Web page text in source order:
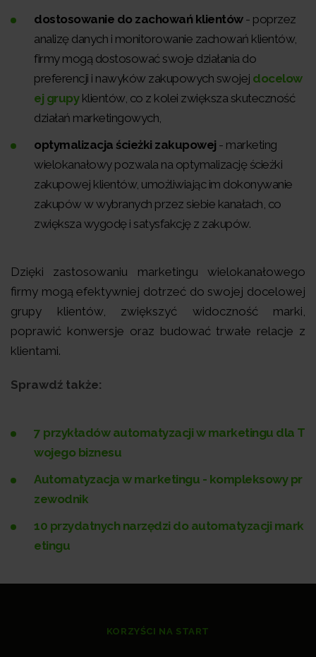
dostosowanie do zachowań klientów- poprzez
analizę danych i monitorowanie zachowań klientów,
firmy mogą dostosować swoje działania do
preferencji i nawyków zakupowych swojej docelow
ej grupyklientów, co z kolei zwiększa skuteczność
działań marketingowych,
optymalizacja ścieżki zakupowej - marketing
wielokanałowy pozwala na optymalizację ścieżki
zakupowej klientów, umożliwiając im dokonywanie
zakupów w wybranych przez siebie kanałach, co
zwiększa wygodę i satysfakcję z zakupów.
Dzięki zastosowaniu marketingu wielokanałowego
firmy mogą efektywniej dotrzeć do swojej docelowej
grupy klientów, zwiększyć widoczność marki,
poprawić konwersje oraz budować trwałe relacje z
klientami.
Sprawdź także:
7 przykładów automatyzacji w marketingu dla T
wojego biznesu
Automatyzacja w marketingu - kompleksowy pr
zewodnik
10 przydatnych narzędzi do automatyzacji mark
etingu
KORZYŚCI NA START